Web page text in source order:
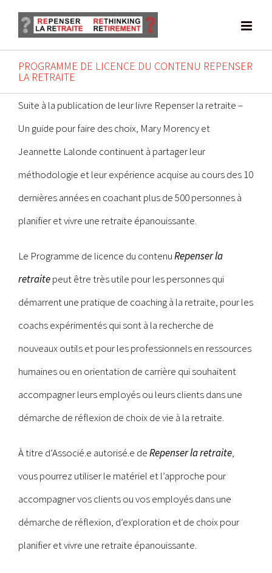
PROGRAMME DE LICENCE DU CONTENU REPENSER
LA RETRAITE
Suite à la publication de leur livre Repenser la retraite –
Un guide pour faire des choix, Mary Morency et
Jeannette Lalonde continuent à partager leur
méthodologie et leur expérience acquise au cours des 10
dernières années en coachant plus de 500 personnes à
planifier et vivre une retraite épanouissante.
Le Programme de licence du contenuRepenser la
retraitepeut être très utile pour les personnes qui
démarrent une pratique de coaching à la retraite, pour les
coachs expérimentés qui sont à la recherche de
nouveaux outils et pour les professionnels en ressources
humaines ou en orientation de carrière qui souhaitent
accompagner leurs employés ou leurs clients dans une
démarche de réflexion de choix de vie à la retraite.
À titre d’Associé.e autorisé.e deRepenser la retraite,
vous pourrez utiliser le matériel et l’approche pour
accompagner vos clients ou vos employés dans une
démarche de réflexion, d’exploration et de choix pour
planifier et vivre une retraite épanouissante.